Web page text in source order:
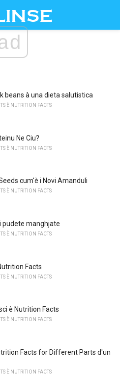
beans à una dieta salutistica
È NUTRITION FACTS
Ne Ciu?
È NUTRITION FACTS
cum'è i Novi Amanduli
È NUTRITION FACTS
pudete manghjate
È NUTRITION FACTS
Facts
È NUTRITION FACTS
è Nutrition Facts
È NUTRITION FACTS
Facts for Different Parts d'un
È NUTRITION FACTS